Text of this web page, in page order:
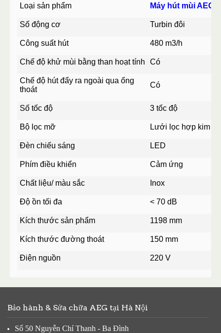
Loại sản phẩm Máy hút mùi AEG
Số động cơ Turbin đôi
Công suất hút 480 m3/h
Chế độ khử mùi bằng than hoạt tính Có
Chế độ hút đẩy ra ngoài qua ống
thoát
Có
Số tốc độ 3 tốc độ
Bộ lọc mỡ Lưới lọc hợp kim
Đèn chiếu sáng LED
Phím điều khiển Cảm ứng
Chất liệu/ màu sắc Inox
Độ ồn tối đa < 70 dB
Kích thước sản phẩm 1198 mm
Kích thước đường thoát 150 mm
Điện nguồn 220 V
Bảo hành & Sửa chữa AEG tại Hà Nội
Số 50 Nguyễn Chí Thanh - Ba Đình